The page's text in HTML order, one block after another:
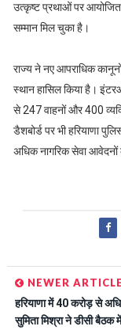
उत्कृष्ट प्रथाओं पर आयोजित
सम्मान मिल चुका है।
राज्य ने नए आपराधिक कानूनों
स्थान हासिल किया है।
से 247 वाहनों और 400
डैशबोर्ड पर भी हरियाणा
अधिक नागरिक सेवा आवेदनों
NEWER ARTICLE
हरियाणा में 40 करोड़ से
सुमिता मिश्रा ने डीसी बैठक